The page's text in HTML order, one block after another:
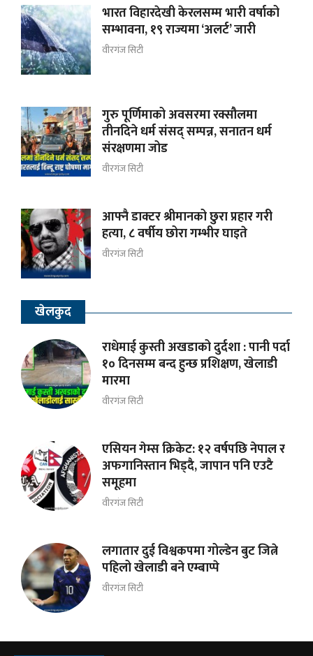
भारत विहारदेखी केरलसम्म भारी वर्षाको
सम्भावना, १९ राज्यमा ‘अलर्ट’ जारी
वीरगंज सिटी
गुरु पूर्णिमाको अवसरमा रक्सौलमा
तीनदिने धर्म संसद् सम्पन्न, सनातन धर्म
संरक्षणमा जोड
वीरगंज सिटी
आफ्नै डाक्टर श्रीमानको छुरा प्रहार गरी
हत्या, ८ वर्षीय छोरा गम्भीर घाइते
वीरगंज सिटी
खेलकुद
राधेमाई कुस्ती अखडाको दुर्दशा : पानी पर्दा
१० दिनसम्म बन्द हुन्छ प्रशिक्षण, खेलाडी
मारमा
वीरगंज सिटी
एसियन गेम्स क्रिकेट: १२ वर्षपछि नेपाल र
अफगानिस्तान भिड्दै, जापान पनि एउटै
समूहमा
वीरगंज सिटी
लगातार दुई विश्वकपमा गोल्डेन बुट जित्ने
पहिलो खेलाडी बने एम्बाप्पे
वीरगंज सिटी